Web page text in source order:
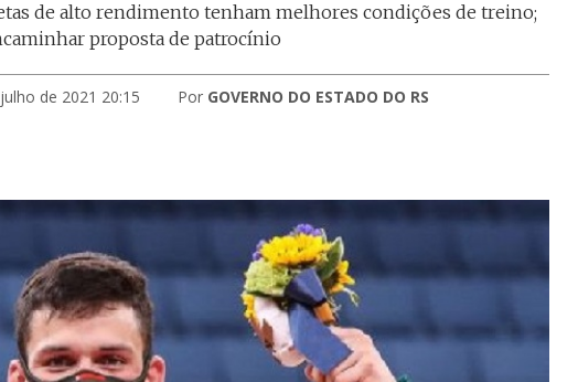
de alto rendimento tenham melhores condições de treino;
proposta de patrocínio
de 2021 20:15 Por GOVERNO DO ESTADO DO RS